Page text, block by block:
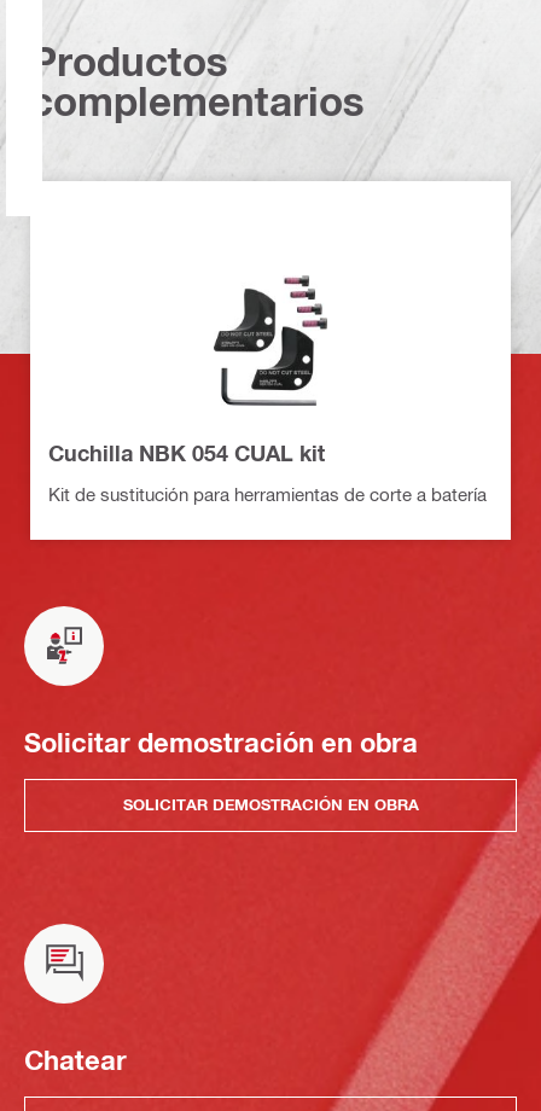
Productos
complementarios
Cuchilla NBK 054 CUAL kit
Kit de sustitución para herramientas de corte a batería
Solicitar demostración en obra
SOLICITAR DEMOSTRACIÓN EN OBRA
Chatear